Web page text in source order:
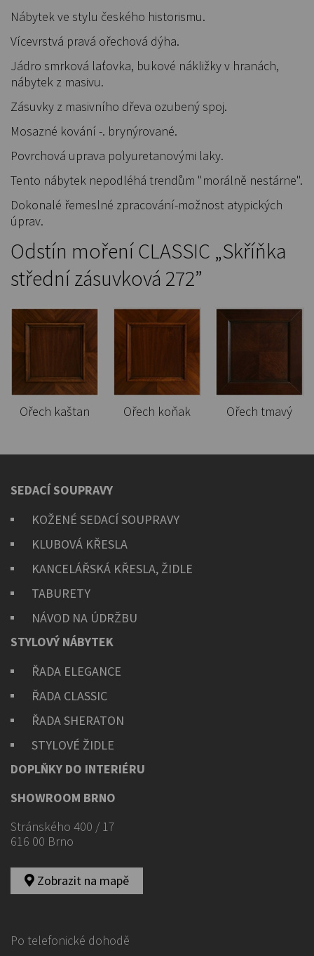
Nábytek ve stylu českého historismu.
Vícevrstvá pravá ořechová dýha.
Jádro smrková laťovka, bukové nákližky v hranách,
nábytek z masivu.
Zásuvky z masivního dřeva ozubený spoj.
Mosazné kování -. brynýrované.
Povrchová uprava polyuretanovými laky.
Tento nábytek nepodléhá trendům "morálně nestárne".
Dokonalé řemeslné zpracování-možnost atypických
úprav.
Odstín moření CLASSIC „Skříňka
střední zásuvková 272”
Ořech kaštan Ořech koňak Ořech tmavý
SEDACÍ SOUPRAVY
KOŽENÉ SEDACÍ SOUPRAVY
KLUBOVÁ KŘESLA
KANCELÁŘSKÁ KŘESLA, ŽIDLE
TABURETY
NÁVOD NA ÚDRŽBU
STYLOVÝ NÁBYTEK
ŘADA ELEGANCE
ŘADA CLASSIC
ŘADA SHERATON
STYLOVÉ ŽIDLE
DOPLŇKY DO INTERIÉRU
SHOWROOM BRNO
Stránského 400 / 17
616 00 Brno
Zobrazit na mapě
Po telefonické dohodě